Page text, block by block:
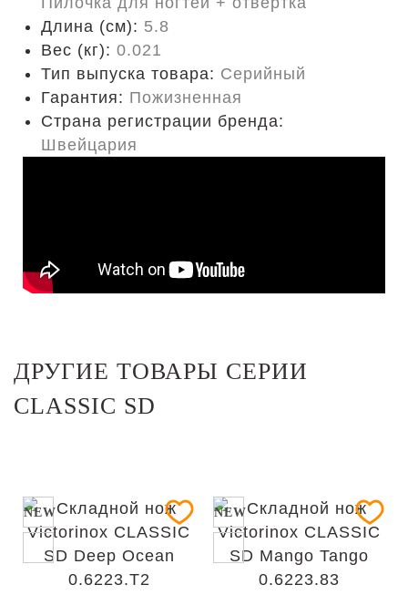
Длина (cм): 5.8
Вес (кг): 0.021
Тип выпуска товара: Серийный
Гарантия: Пожизненная
Страна регистрации бренда:
Швейцария
ДРУГИЕ ТОВАРЫ СЕРИИ
CLASSIC SD
NEW NEW